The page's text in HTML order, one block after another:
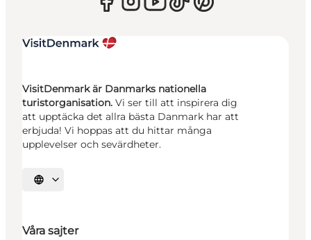
VisitDenmark är Danmarks nationella
turistorganisation. Vi ser till att inspirera dig
att upptäcka det allra bästa Danmark har att
erbjuda! Vi hoppas att du hittar många
upplevelser och sevärdheter.
Välj språk
Våra sajter